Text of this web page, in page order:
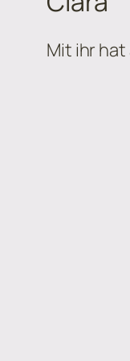
Mit ihr